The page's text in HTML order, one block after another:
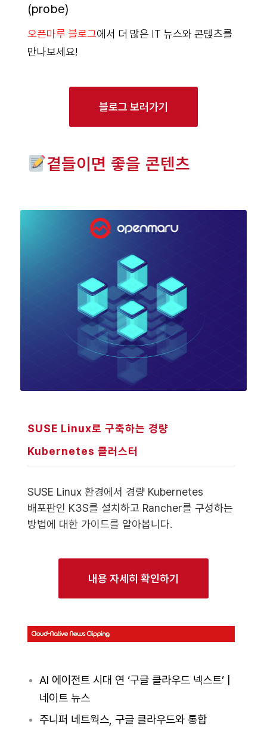
(probe)
오픈마루 블로그에서 더 많은 IT 뉴스와 콘텑츠를
만나보세요!
블로그 보러가기
곁들이면 좋을 콘텐츠
SUSE Linux로 구축하는 경량
Kubernetes 클러스터
SUSE Linux 환경에서 경량 Kubernetes
배포판인 K3S를 설치하고 Rancher를 구성하는
방법에 대한 가이드를 알아봅니다.
내용 자세히 확인하기
AI 에이전트 시대 연 ‘구글 클라우드 넥스트’ |
네이트 뉴스
주니퍼 네트웍스, 구글 클라우드와 통합